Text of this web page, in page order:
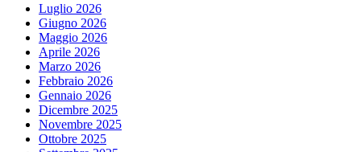
Luglio 2026
Giugno 2026
Maggio 2026
Aprile 2026
Marzo 2026
Febbraio 2026
Gennaio 2026
Dicembre 2025
Novembre 2025
Ottobre 2025